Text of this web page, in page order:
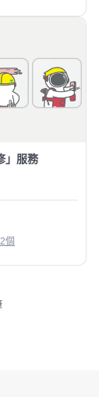
」服務
個